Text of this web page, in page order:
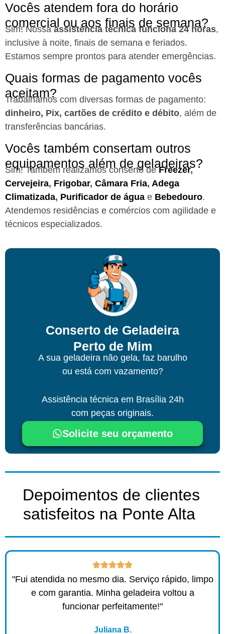
Vocês atendem fora do horário
comercial ou aos finais de semana?
Sim! Nossaassistência técnica funciona 24 horas,
inclusive à noite, finais de semana e feriados.
Estamos sempre prontos para atender emergências.
Quais formas de pagamento vocês
aceitam?
Trabalhamos com diversas formas de pagamento:
dinheiro, Pix, cartões de crédito e débito, além de
transferências bancárias.
Vocês também consertam outros
equipamentos além de geladeiras?
Sim! Também realizamos conserto deFreezer,
Cervejeira, Frigobar, Câmara Fria, Adega
Climatizada, Purificador de água e Bebedouro.
Atendemos residências e comércios com agilidade e
técnicos especializados.
Conserto de Geladeira
Perto de Mim
A sua geladeira não gela, faz barulho
ou está com vazamento?
Assistência técnica em Brasília24h
com peças originais.
Solicite seu orçamento
Depoimentos de clientes
satisfeitos na Ponte Alta ​
"Fui atendida no mesmo dia. Serviço rápido, limpo
e com garantia. Minha geladeira voltou a
funcionar perfeitamente!"
Juliana B.